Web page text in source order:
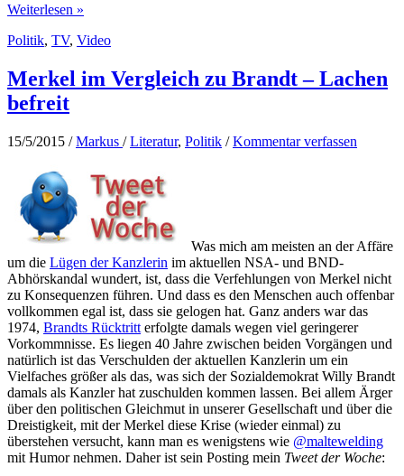
heute
vom
Mai
2015
wieder
Weiterlesen »
Politik, TV, Video
Merkel im Vergleich zu Brandt – Lachen
befreit
15/5/2015 /Markus /Literatur, Politik /Kommentar verfassen
Was mich am meisten an der Affäre
um die Lügen der Kanzlerin im aktuellen NSA- und BND-
Abhörskandal wundert, ist, dass die Verfehlungen von Merkel nicht
zu Konsequenzen führen. Und dass es den Menschen auch offenbar
vollkommen egal ist, dass sie gelogen hat. Ganz anders war das
1974, Brandts Rücktritt erfolgte damals wegen viel geringerer
Vorkommnisse. Es liegen 40 Jahre zwischen beiden Vorgängen und
natürlich ist das Verschulden der aktuellen Kanzlerin um ein
Vielfaches größer als das, was sich der Sozialdemokrat Willy Brandt
damals als Kanzler hat zuschulden kommen lassen. Bei allem Ärger
über den politischen Gleichmut in unserer Gesellschaft und über die
Dreistigkeit, mit der Merkel diese Krise (wieder einmal) zu
überstehen versucht, kann man es wenigstens wie @maltewelding
mit Humor nehmen. Daher ist sein Posting mein Tweet der Woche: